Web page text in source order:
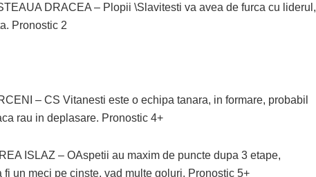
DRACEA – Plopii \Slavitesti va avea de furca cu liderul,
Pronostic 2
– CS Vitanesti este o echipa tanara, in formare, probabil
rau in deplasare. Pronostic 4+
ISLAZ – OAspetii au maxim de puncte dupa 3 etape,
un meci pe cinste, vad multe goluri. Pronostic 5+